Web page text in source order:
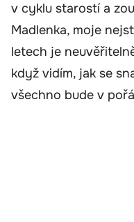
v cyklu starostí a
Madlenka, moje
letech je
když vidím, jak se
všechno bude v